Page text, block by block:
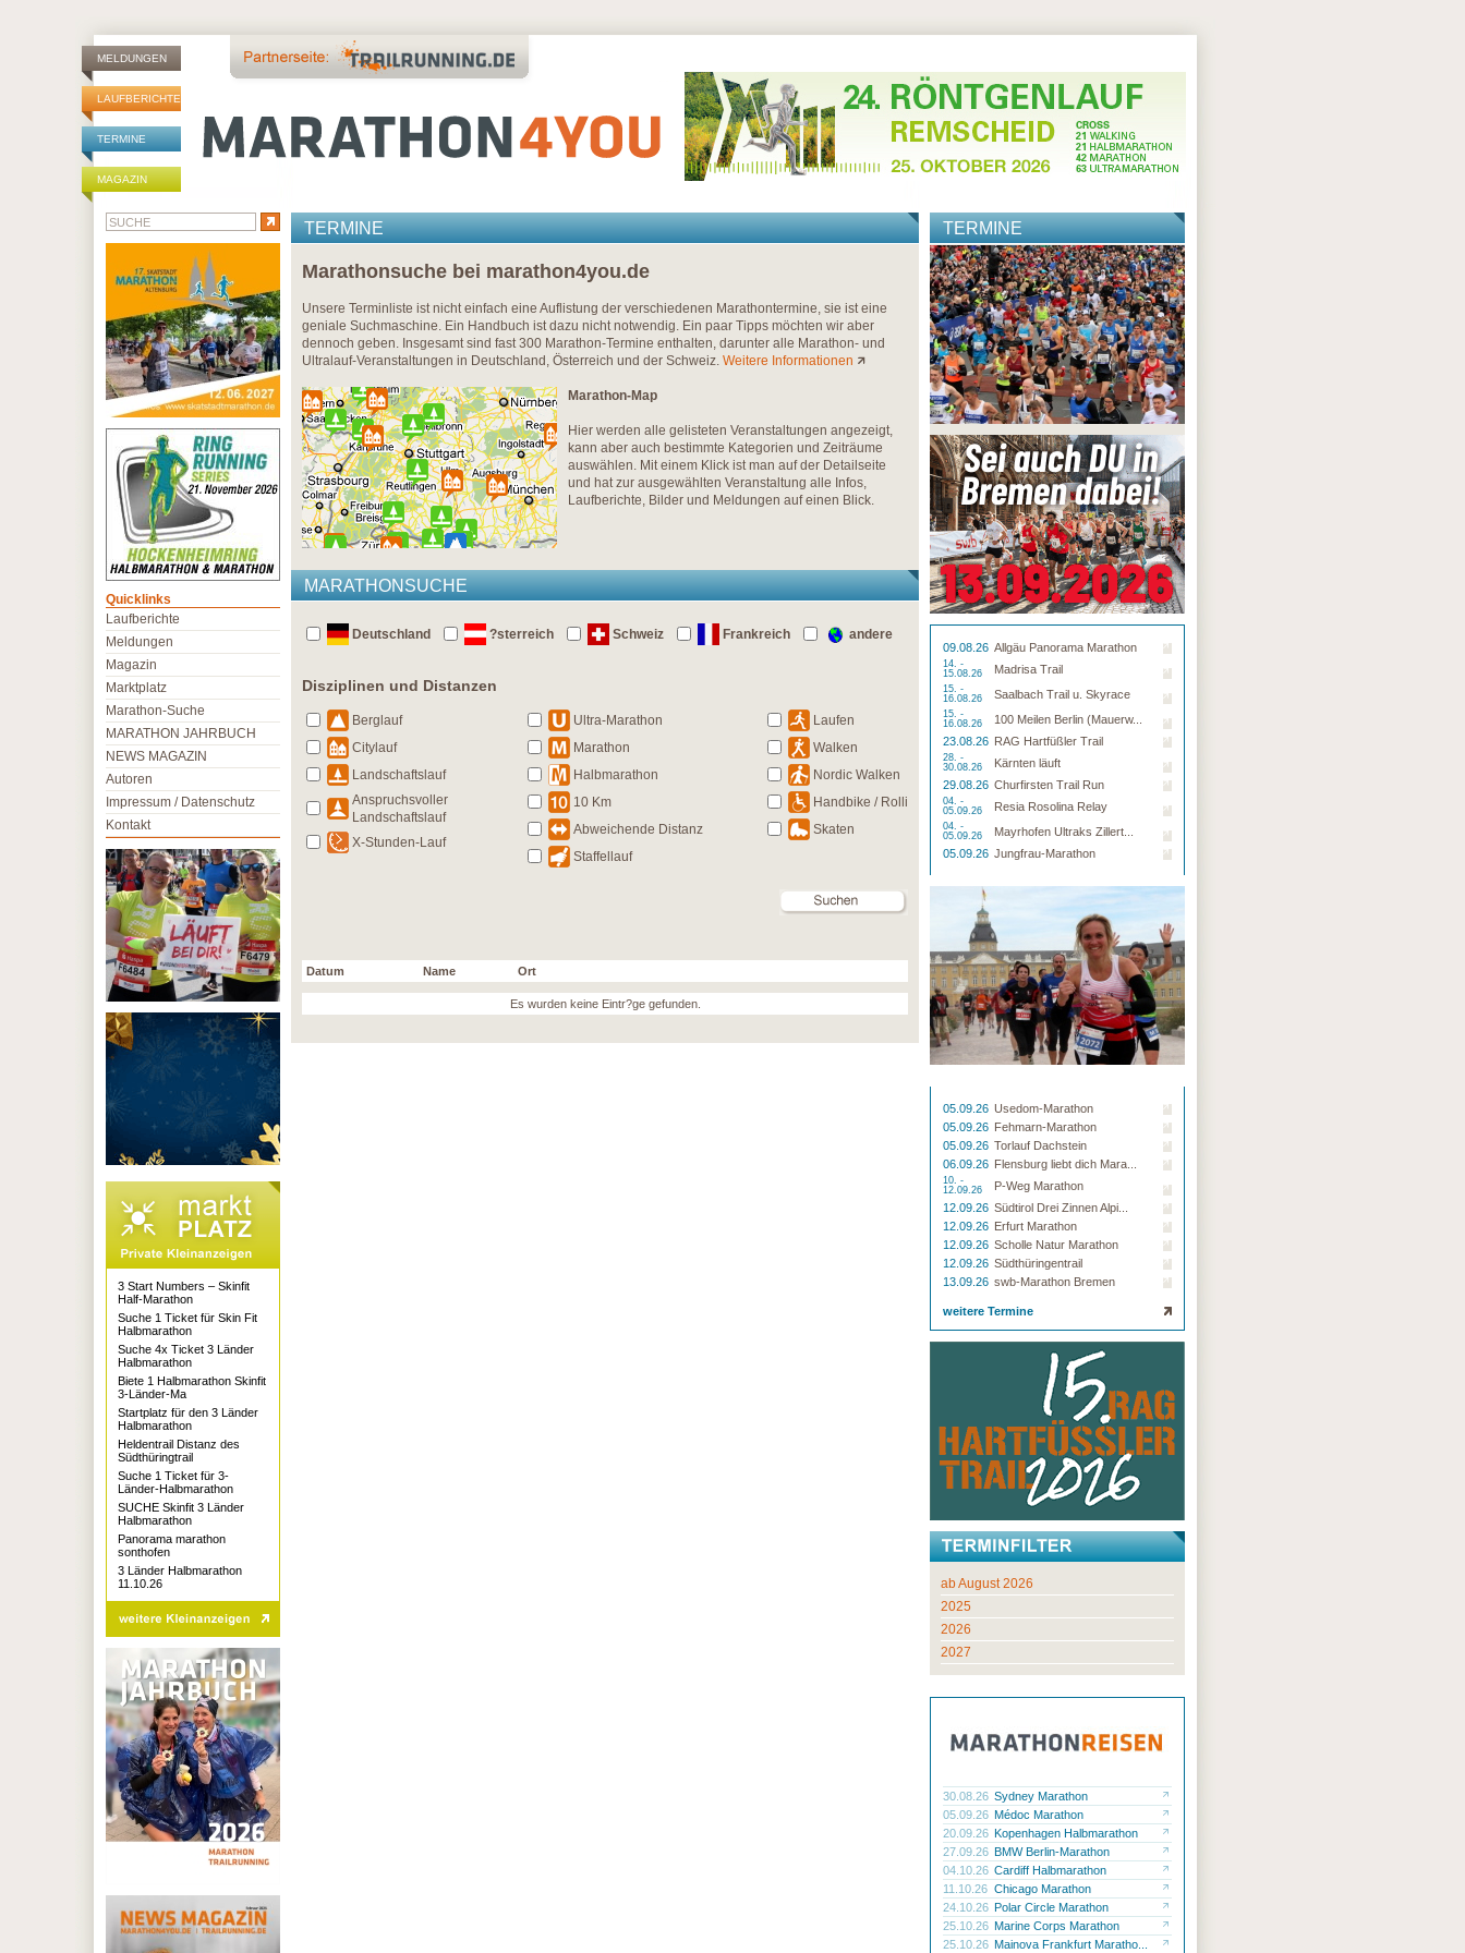
MELDUNGEN
LAUFBERICHTE
TERMINE
MAGAZIN
TERMINE
Marathonsuche bei marathon4you.de
Unsere Terminliste ist nicht einfach eine Auflistung der verschiedenen Marathontermine, sie ist eine
geniale Suchmaschine. Ein Handbuch ist dazu nicht notwendig. Ein paar Tipps möchten wir aber
dennoch geben. Insgesamt sind fast 300 Marathon-Termine enthalten, darunter alle Marathon- und
Ultralauf-Veranstaltungen in Deutschland, Österreich und der Schweiz. Weitere Informationen
Marathon-Map
Hier werden alle gelisteten Veranstaltungen angezeigt,
kann aber auch bestimmte Kategorien und Zeiträume
auswählen. Mit einem Klick ist man auf der Detailseite
und hat zur ausgewählten Veranstaltung alle Infos,
Laufberichte, Bilder und Meldungen auf einen Blick.
MARATHONSUCHE
Deutschland ?sterreich Schweiz Frankreich andere
Disziplinen und Distanzen
Berglauf
Citylauf
Landschaftslauf
Anspruchsvoller
Landschaftslauf
X-Stunden-Lauf
Ultra-Marathon
Marathon
Halbmarathon
10 Km
Abweichende Distanz
Staffellauf
Laufen
Walken
Nordic Walken
Handbike / Rolli
Skaten
Datum Name Ort
Es wurden keine Eintr?ge gefunden.
TERMINE
09.08.26 Allgäu Panorama Marathon
14. -
15.08.26
Madrisa Trail
15. -
16.08.26
Saalbach Trail u. Skyrace
15. -
16.08.26
100 Meilen Berlin (Mauerw...
23.08.26 RAG Hartfüßler Trail
28. -
30.08.26
Kärnten läuft
29.08.26 Churfirsten Trail Run
04. -
05.09.26
Resia Rosolina Relay
04. -
05.09.26
Mayrhofen Ultraks Zillert...
05.09.26 Jungfrau-Marathon
05.09.26 Usedom-Marathon
05.09.26 Fehmarn-Marathon
05.09.26 Torlauf Dachstein
06.09.26 Flensburg liebt dich Mara...
10. -
12.09.26
P-Weg Marathon
12.09.26 Südtirol Drei Zinnen Alpi...
12.09.26 Erfurt Marathon
12.09.26 Scholle Natur Marathon
12.09.26 Südthüringentrail
13.09.26 swb-Marathon Bremen
weitere Termine
ab August 2026
2025
2026
2027
30.08.26 Sydney Marathon
05.09.26 Médoc Marathon
20.09.26 Kopenhagen Halbmarathon
27.09.26 BMW Berlin-Marathon
04.10.26 Cardiff Halbmarathon
11.10.26 Chicago Marathon
24.10.26 Polar Circle Marathon
25.10.26 Marine Corps Marathon
25.10.26 Mainova Frankfurt Maratho...
Quicklinks
Laufberichte
Meldungen
Magazin
Marktplatz
Marathon-Suche
MARATHON JAHRBUCH
NEWS MAGAZIN
Autoren
Impressum / Datenschutz
Kontakt
3 Start Numbers – Skinfit
Half-Marathon
Suche 1 Ticket für Skin Fit
Halbmarathon
Suche 4x Ticket 3 Länder
Halbmarathon
Biete 1 Halbmarathon Skinfit
3-Länder-Ma
Startplatz für den 3 Länder
Halbmarathon
Heldentrail Distanz des
Südthüringtrail
Suche 1 Ticket für 3-
Länder-Halbmarathon
SUCHE Skinfit 3 Länder
Halbmarathon
Panorama marathon
sonthofen
3 Länder Halbmarathon
11.10.26